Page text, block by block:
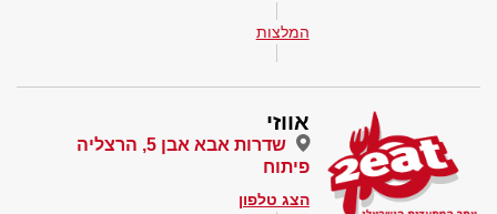
המלצות
אווזי
שדרות אבא אבן 5, הרצליה
פיתוח
הצג טלפון